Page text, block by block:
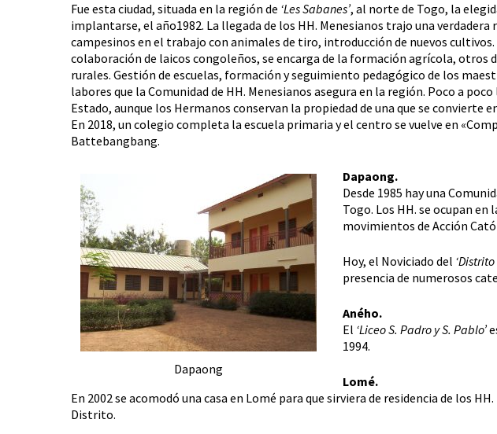
Fue esta ciudad, situada en la región de ‘Les Sabanes’, al norte de Togo, la
implantarse, el año1982. La llegada de los HH. Menesianos trajo una
campesinos en el trabajo con animales de tiro, introducción de nuevos
colaboración de laicos congoleños, se encarga de la formación agrícola, otros
rurales. Gestión de escuelas, formación y seguimiento pedagógico de los
labores que la Comunidad de HH. Menesianos asegura en la región. Poco a
Estado, aunque los Hermanos conservan la propiedad de una que se convierte
En 2018, un colegio completa la escuela primaria y el centro se vuelve en
Battebangbang.
Dapaong
Dapaong.
Desde 1985 hay una
Togo. Los HH. se ocupan en
movimientos de Acción
Hoy, el Noviciado del
presencia de numerosos
Aného.
El ‘Liceo S. Padro y S. Pablo’
1994.
Lomé.
En 2002 se acomodó una casa en Lomé para que sirviera de residencia de los
Distrito.